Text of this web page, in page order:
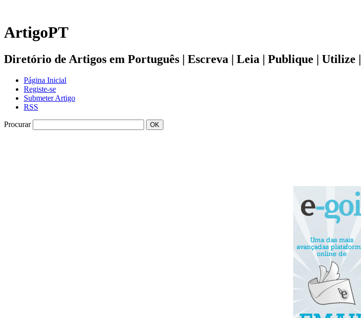
ArtigoPT
Diretório de Artigos em Português | Escreva | Leia | Publique | Utilize |
Página Inicial
Registe-se
Submeter Artigo
RSS
Procurar